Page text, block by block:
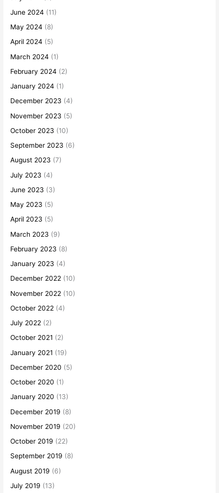
June 2024 (11)
May 2024 (8)
April 2024 (5)
March 2024 (1)
February 2024 (2)
January 2024 (1)
December 2023 (4)
November 2023 (5)
October 2023 (10)
September 2023 (6)
August 2023 (7)
July 2023 (4)
June 2023 (3)
May 2023 (5)
April 2023 (5)
March 2023 (9)
February 2023 (8)
January 2023 (4)
December 2022 (10)
November 2022 (10)
October 2022 (4)
July 2022 (2)
October 2021 (2)
January 2021 (19)
December 2020 (5)
October 2020 (1)
January 2020 (13)
December 2019 (8)
November 2019 (20)
October 2019 (22)
September 2019 (8)
August 2019 (6)
July 2019 (13)